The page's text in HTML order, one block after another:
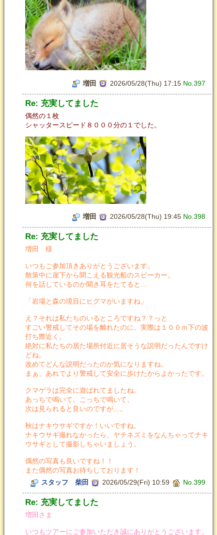
増田 2026/05/28(Thu) 17:15 No.397
Re: 充実してました
偶然の１枚
シャッタースピード８０００分の１でした。
増田 2026/05/28(Thu) 19:45 No.398
Re: 充実してました
増田 様
いつもご参加頂きありがとうございます。
散策中に崖下から聞こえる観光船のスピーカー。
何を話しているのか聞き耳をたてると…
「岩場と森の境目にヒグマがいますね」
え？それは私たちのいるところですね？？っと
すごい警戒してその場を離れたのに、実際は１００ｍ下の波
打ち際近く。
絶対に私たちの居た場所付近に居そうな説明だったんですけ
どね。
改めてどんな説明だったのか気になりますね。
まぁ、あれでより警戒して安全に歩けたからよかったです。
クマゲラは完全に遊ばれてましたね。
あっちで鳴いて。こっちで鳴いて。
次は見られると良いのですが…。
秋はナキウサギですか！いいですね。
ナキウサギ撮れなかったら、ヤチネズミをなんちゃってナキ
ウサギとして撮影しちゃいましょう。
偶然の写真も良いですね！！
また偶然の写真お待ちしております！
スタッフ 柴田
2026/05/29(Fri) 10:59 No.399
Re: 充実してました
増田さま
いつもツアーにご参加いただき誠にありがとうございます。